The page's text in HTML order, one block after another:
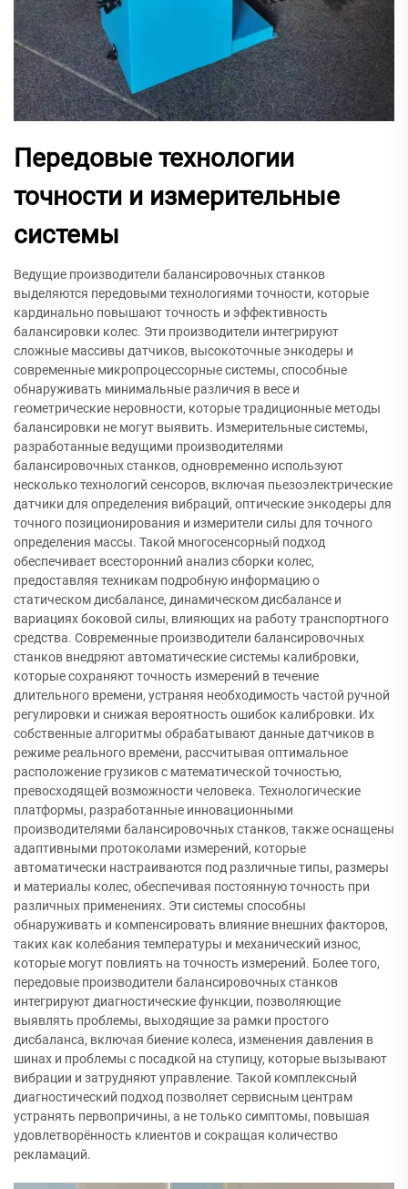
Передовые технологии
точности и измерительные
системы
Ведущие производители балансировочных станков
выделяются передовыми технологиями точности, которые
кардинально повышают точность и эффективность
балансировки колес. Эти производители интегрируют
сложные массивы датчиков, высокоточные энкодеры и
современные микропроцессорные системы, способные
обнаруживать минимальные различия в весе и
геометрические неровности, которые традиционные методы
балансировки не могут выявить. Измерительные системы,
разработанные ведущими производителями
балансировочных станков, одновременно используют
несколько технологий сенсоров, включая пьезоэлектрические
датчики для определения вибраций, оптические энкодеры для
точного позиционирования и измерители силы для точного
определения массы. Такой многосенсорный подход
обеспечивает всесторонний анализ сборки колес,
предоставляя техникам подробную информацию о
статическом дисбалансе, динамическом дисбалансе и
вариациях боковой силы, влияющих на работу транспортного
средства. Современные производители балансировочных
станков внедряют автоматические системы калибровки,
которые сохраняют точность измерений в течение
длительного времени, устраняя необходимость частой ручной
регулировки и снижая вероятность ошибок калибровки. Их
собственные алгоритмы обрабатывают данные датчиков в
режиме реального времени, рассчитывая оптимальное
расположение грузиков с математической точностью,
превосходящей возможности человека. Технологические
платформы, разработанные инновационными
производителями балансировочных станков, также оснащены
адаптивными протоколами измерений, которые
автоматически настраиваются под различные типы, размеры
и материалы колес, обеспечивая постоянную точность при
различных применениях. Эти системы способны
обнаруживать и компенсировать влияние внешних факторов,
таких как колебания температуры и механический износ,
которые могут повлиять на точность измерений. Более того,
передовые производители балансировочных станков
интегрируют диагностические функции, позволяющие
выявлять проблемы, выходящие за рамки простого
дисбаланса, включая биение колеса, изменения давления в
шинах и проблемы с посадкой на ступицу, которые вызывают
вибрации и затрудняют управление. Такой комплексный
диагностический подход позволяет сервисным центрам
устранять первопричины, а не только симптомы, повышая
удовлетворённость клиентов и сокращая количество
рекламаций.